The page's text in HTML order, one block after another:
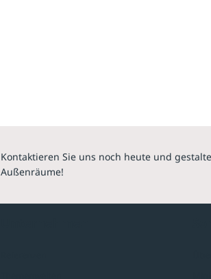
Kontaktieren Sie uns noch heute und
Außenräume!